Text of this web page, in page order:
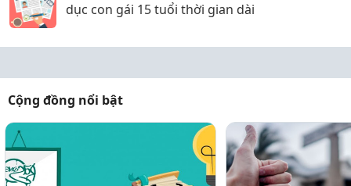
dục con gái 15 tuổi thời gian dài
Cộng đồng nổi bật